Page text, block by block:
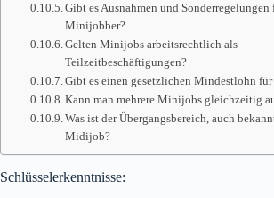
Gibt es Ausnahmen und Sonderregelungen
Minijobber?
Gelten Minijobs arbeitsrechtlich als
Teilzeitbeschäftigungen?
Gibt es einen gesetzlichen Mindestlohn
Kann man mehrere Minijobs gleichzeitig
Was ist der Übergangsbereich, auch
Midijob?
Schlüsselerkenntnisse: